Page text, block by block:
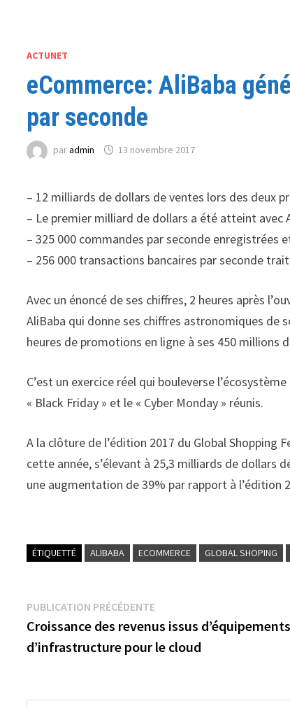
ACTUNET
eCommerce: AliBaba
par seconde
paradmin 13 novembre 2017
– 12 milliards de dollars de ventes lors des deux
– Le premier milliard de dollars a été atteint avec
– 325 000 commandes par seconde enregistrées
– 256 000 transactions bancaires par seconde
Avec un énoncé de ses chiffres, 2 heures après
AliBaba qui donne ses chiffres astronomiques de
heures de promotions en ligne à ses 450 millions
C’est un exercice réel qui bouleverse
« Black Friday » et le « Cyber Monday » réunis.
A la clôture de l’édition 2017 du Global Shopping
cette année, s’élevant à 25,3 milliards de dollars
une augmentation de 39% par rapport à l’édition
ÉTIQUETTÉ ALIBABA ECOMMERCE GLOBAL SHOPING
Navigation
de
PUBLICATION PRÉCÉDENTEPublication
précédente :
Croissance des revenus issus d’équipements
d’infrastructure pour le cloud